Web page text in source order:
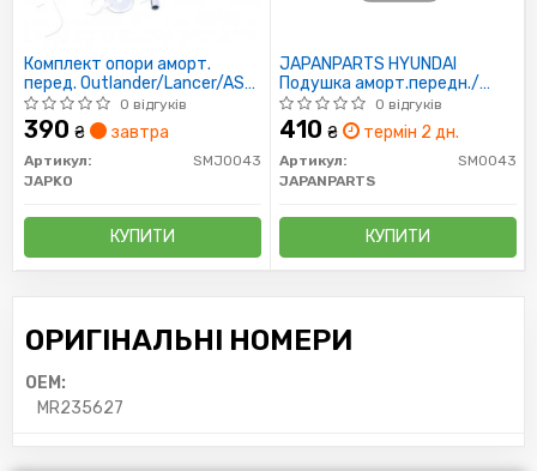
Комплект опори аморт.
перед. Outlander/Lancer/ASX
03-/Sonata 98-/Peugeot
4007 07-
0 відгуків
390 ₴ завтра
Артикул:
SMJ0043
JAPKO
КУПИТИ
JAPANPARTS HYUNDAI
Подушка аморт.передн./
задн.Sonata,Kia Magentis 98-
0 відгуків
410 ₴ термін 2 дн.
Артикул:
SM0043
JAPANPARTS
КУПИТИ
ОРИГІНАЛЬНІ НОМЕРИ
OEM:
MR235627